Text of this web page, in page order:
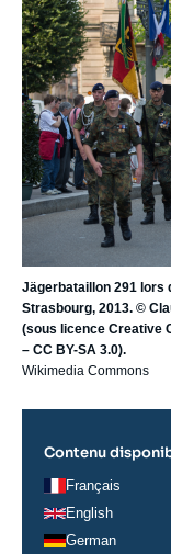
Jägerbataillon 291 lors
Strasbourg, 2013. ©
(sous licence Creative
– CC BY-SA 3.0).
Wikimedia Commons
Contenu
Français
English
German